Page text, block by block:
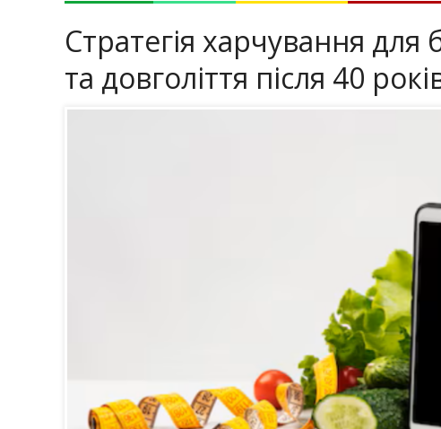
Стратегія харчування
та довголіття після 40